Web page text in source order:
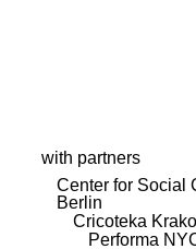
with partners
Center for Social
Berlin
Cricoteka
Performa